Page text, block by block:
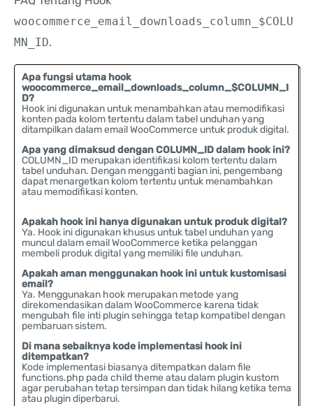
woocommerce_email_downloads_column_$COLU
MN_ID.
Apa fungsi utama hook
woocommerce_email_downloads_column_$COLUMN_I
D?
Hook ini digunakan untuk menambahkan atau memodifikasi
konten pada kolom tertentu dalam tabel unduhan yang
ditampilkan dalam email WooCommerce untuk produk digital.
Apa yang dimaksud dengan COLUMN_ID dalam hook ini?
COLUMN_ID merupakan identifikasi kolom tertentu dalam
tabel unduhan. Dengan mengganti bagian ini, pengembang
dapat menargetkan kolom tertentu untuk menambahkan
atau memodifikasi konten.
Apakah hook ini hanya digunakan untuk produk digital?
Ya. Hook ini digunakan khusus untuk tabel unduhan yang
muncul dalam email WooCommerce ketika pelanggan
membeli produk digital yang memiliki file unduhan.
Apakah aman menggunakan hook ini untuk kustomisasi
email?
Ya. Menggunakan hook merupakan metode yang
direkomendasikan dalam WooCommerce karena tidak
mengubah file inti plugin sehingga tetap kompatibel dengan
pembaruan sistem.
Di mana sebaiknya kode implementasi hook ini
ditempatkan?
Kode implementasi biasanya ditempatkan dalam file
functions.php pada child theme atau dalam plugin kustom
agar perubahan tetap tersimpan dan tidak hilang ketika tema
atau plugin diperbarui.